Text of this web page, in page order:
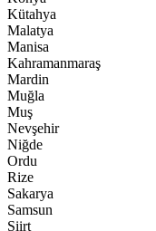
Kütahya
Malatya
Manisa
Kahramanmaraş
Mardin
Muğla
Muş
Nevşehir
Niğde
Ordu
Rize
Sakarya
Samsun
Siirt